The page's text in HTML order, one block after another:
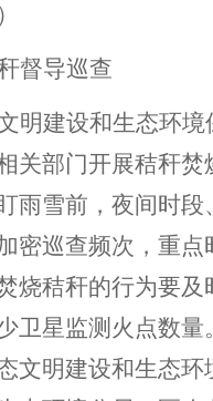
督导巡查
明建设和生态环境
关部门开展秸秆焚
雨雪前，夜间时段
密巡查频次，重点
烧秸秆的行为要及
卫星监测火点数量
文明建设和生态环